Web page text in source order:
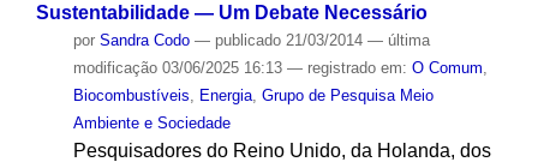
Sustentabilidade — Um Debate Necessário
por Sandra Codo — publicado21/03/2014 — última
modificação03/06/2025 16:13 — registrado em: O Comum
Biocombustíveis
Energia, Grupo de Pesquisa Meio
Ambiente e Sociedade
Pesquisadores do Reino Unido, da Holanda, dos